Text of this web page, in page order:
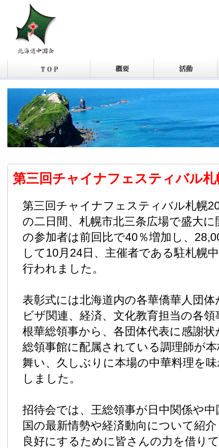
第三回チャイナフェスティバル
第三回チャイナフェスティバル札幌
の二日間、札幌市北三条広場で盛大
の参加者は前回比で40％増加し、
して10月24日、主催者である駐札幌
行われました。
表彰式には北海道内の各華僑華人団
ビザ関連、経済、文化教育担当の各
根華総領事から、各団体代表に感謝
総領事館に配属されている調理師が
舞い、久しぶりに本場の中華料理を
しました。
招待会では、王総領事が日中関係や
国の最新情勢や経済動向について紹
良好にするために皆さんの力を借り